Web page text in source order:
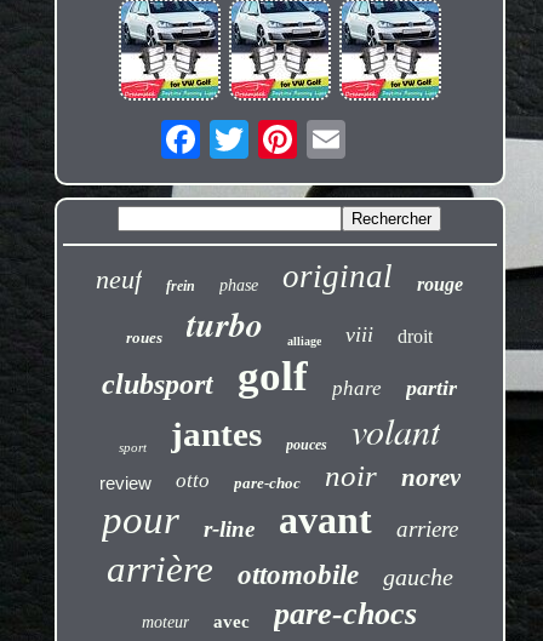
neuf frein phase original rouge
roues turbo alliage viii droit
clubsport golf phare partir
sport jantes pouces volant
review otto pare-choc noir norev
pour r-line avant arriere
arrière ottomobile gauche
moteur avec pare-chocs